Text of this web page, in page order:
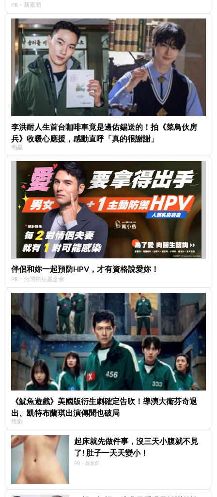
PR・新素簡
李洪耐人生首台咖啡車竟是邊佑錫送的！拍《菜鳥伙房
兵》收暖心應援，感動直呼「真的很謝謝」
明星
伴侶和妳一起預防HPV，才有資格說愛妳！
PR・台灣癌症基金會
《魷魚遊戲》美國版衍生劇確定告吹！導演大衛芬奇退
出、凱特布蘭琪出演傳聞也破局
韓劇
起床就先做件事，沒三天小腹就不見
了! 肚子一天天變小！
PR・新素簡